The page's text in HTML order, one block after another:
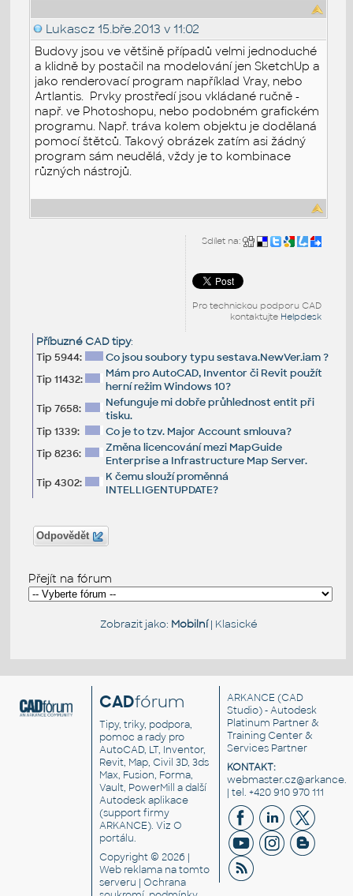
Lukascz 15.bře.2013 v 11:02
Budovy jsou ve většině případů velmi jednoduché
a klidně by postačil na modelování jen SketchUp a
jako renderovací program například Vray, nebo
Artlantis. Prvky prostředí jsou vkládané ručně -
např. ve Photoshopu, nebo podobném grafickém
programu. Např. tráva kolem objektu je dodělaná
pomocí štětců. Takový obrázek zatím asi žádný
program sám neudělá, vždy je to kombinace
různých nástrojů.
Sdílet na:
Pro technickou podporu CAD
kontaktujte Helpdesk
Příbuzné CAD tipy:
Tip 5944:
Co jsou soubory typu sestava.NewVer.iam ?
Tip 11432:
Mám pro AutoCAD, Inventor či Revit použít
herní režim Windows 10?
Tip 7658:
Nefunguje mi dobře průhlednost entit při
tisku.
Tip 1339:
Co je to tzv. Major Account smlouva?
Tip 8236:
Změna licencování mezi MapGuide
Enterprise a Infrastructure Map Server.
Tip 4302:
K čemu slouží proměnná
INTELLIGENTUPDATE?
Odpovědět
Přejít na fórum
Zobrazit jako: Mobilní| Klasické
CADfórum
Tipy, triky, podpora,
pomoc a rady pro
AutoCAD, LT, Inventor,
Revit, Map, Civil 3D, 3ds
Max, Fusion, Forma,
Vault, PowerMill a další
Autodesk aplikace
(support firmy
ARKANCE). VizO
portálu.
Copyright © 2026 |
Web reklama na tomto
serveru |Ochrana
ARKANCE (CAD
Studio) - Autodesk
Platinum Partner &
Training Center &
Services Partner
KONTAKT:
| tel. +420 910 970 111